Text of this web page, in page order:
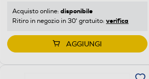
Acquisto online: disponibile
Ritiro in negozio in 30' gratuito: verifica
AGGIUNGI